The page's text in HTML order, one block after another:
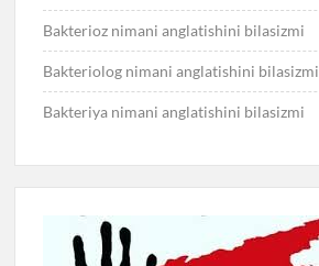
Bakterioz nimani anglatishini bilasizmi
Bakteriolog nimani anglatishini bilasizmi
Bakteriya nimani anglatishini bilasizmi